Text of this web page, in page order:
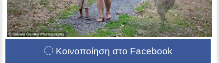
Κοινοποίηση στο Facebook